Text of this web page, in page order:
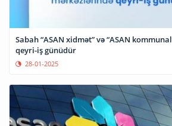
Sabah “ASAN xidmət” və “ASAN
qeyri-iş günüdür
28-01-2025